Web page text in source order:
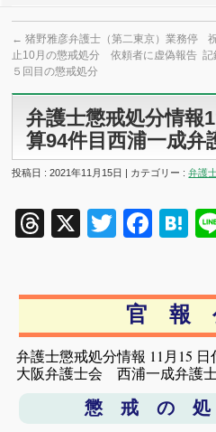
← 猪野雅彦弁護士（第二東京）業務停
止10月の懲戒処分 依頼者に虚偽報告
５回目の懲戒処分
記
弁護士懲戒処分情報
算94件目西浦一成弁
投稿日 : 2021年11月15日 | カテゴリー :弁護
Threads
X Twitter
官 報
弁護士懲戒処分情報 11月15
大阪弁護士会 西浦一成弁護
懲 戒 の